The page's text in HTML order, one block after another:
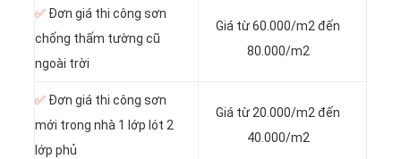
✅ Đơn giá thi công sơn
chống thấm tường cũ
ngoài trời
Giá từ 60.000/m2 đến
80.000/m2
✅ Đơn giá thi công sơn
mới trong nhà 1 lớp lót 2
lớp phủ
Giá từ 20.000/m2 đến
40.000/m2